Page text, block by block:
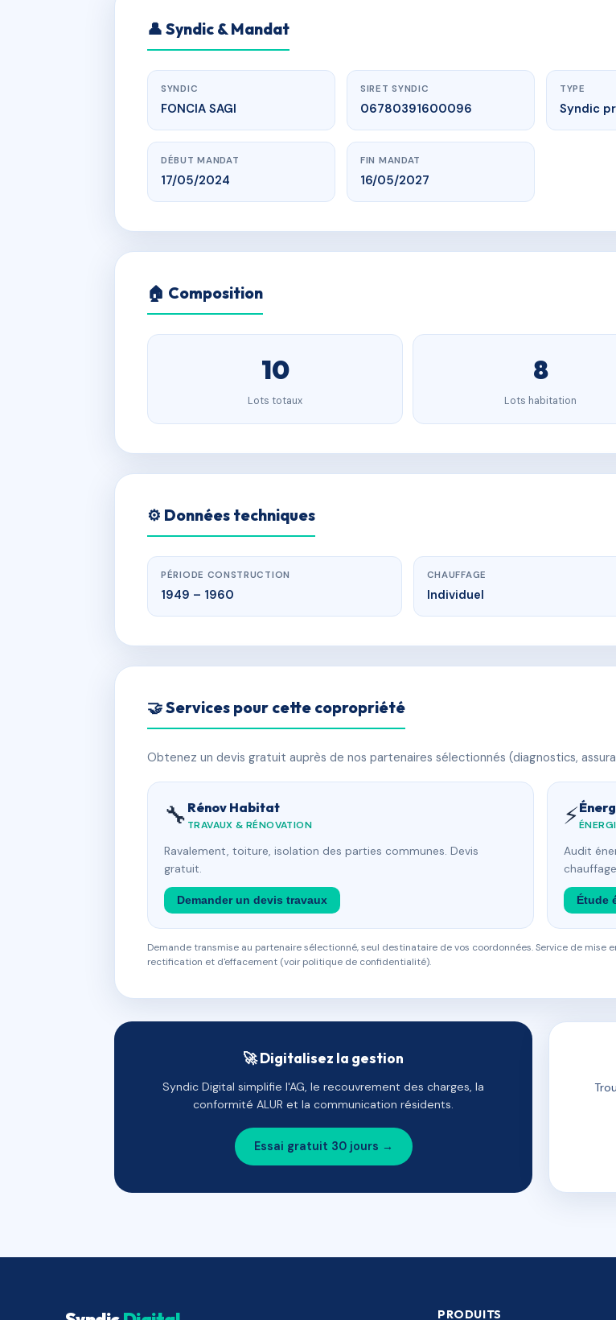
👤 Syndic & Mandat
SYNDIC
FONCIA SAGI
SIRET SYNDIC
06780391600096
TYPE
Syndic
DÉBUT MANDAT
17/05/2024
FIN MANDAT
16/05/2027
🏠 Composition
10
Lots totaux
8
Lots habitation
⚙️ Données techniques
PÉRIODE CONSTRUCTION
1949 – 1960
CHAUFFAGE
Individuel
🤝 Services pour cette copropriété
Obtenez un devis gratuit auprès de nos partenaires sélectionnés (diagnostics,
🔧 Rénov Habitat
TRAVAUX & RÉNOVATION
Ravalement, toiture, isolation des parties communes. Devis
gratuit.
Demander un devis travaux
⚡
Audit
Étude
Demande transmise au partenaire sélectionné, seul destinataire de vos coordonnées. Service de
rectification et d'effacement (voir politique de confidentialité).
🚀 Digitalisez la gestion
Syndic Digital simplifie l'AG, le recouvrement des charges, la
conformité ALUR et la communication résidents.
Essai gratuit 30 jours →
PRODUITS